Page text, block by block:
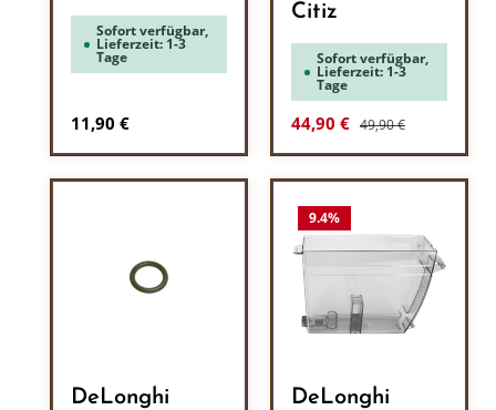
Sofort verfügbar,
Lieferzeit: 1-3
Tage
Regulärer Preis:
11,90 €
Citiz
Sofort verfügbar,
Lieferzeit: 1-3
Tage
Verkaufspreis:
44,90 € Regulärer Preis:
49,90 €
DeLonghi
9.4%
DeLonghi